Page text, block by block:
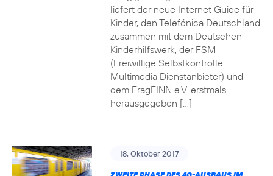
liefert der neue Internet Guide für
Kinder, den Telefónica Deutschland
zusammen mit dem Deutschen
Kinderhilfswerk, der FSM
(Freiwillige Selbstkontrolle
Multimedia Dienstanbieter) und
dem FragFINN e.V. erstmals
herausgegeben […]
18. Oktober 2017